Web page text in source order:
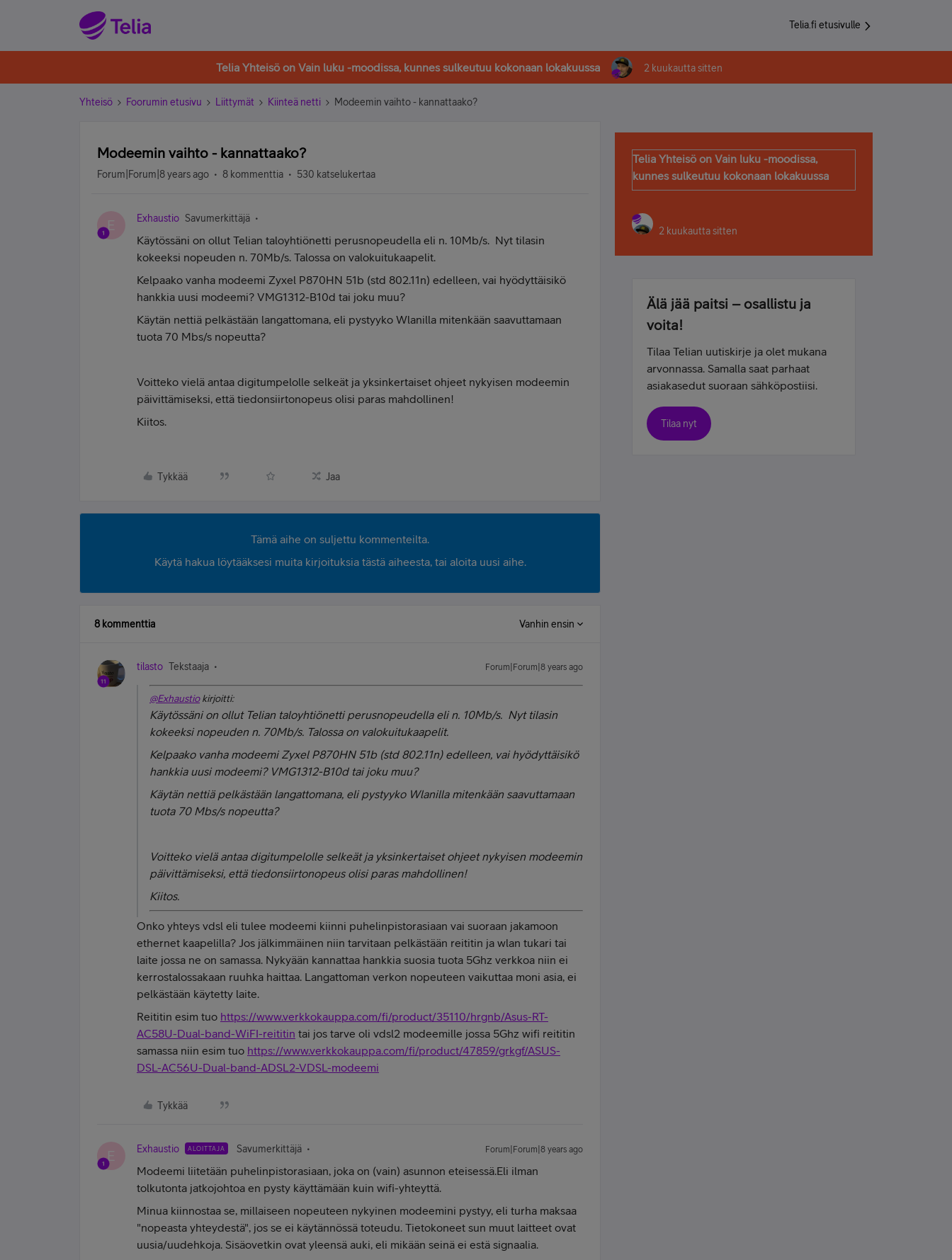
Telia.fi etusivulle
Telia Yhteisö on Vain luku -moodissa, kunnes sulkeutuu kokonaan lokakuussa 2 kuukautta sitten
Yhteisö Foorumin etusivu Liittymät Kiinteä netti Modeemin vaihto - kannattaako?
Modeemin vaihto - kannattaako?
Forum|Forum|8 years ago 8 kommenttia 530 katselukertaa
E Exhaustio Savumerkittäjä
Käytössäni on ollut Telian taloyhtiönetti perusnopeudella eli n. 10Mb/s. Nyt tilasin
kokeeksi nopeuden n. 70Mb/s. Talossa on valokuitukaapelit.
Kelpaako vanha modeemi Zyxel P870HN 51b (std 802.11n) edelleen, vai hyödyttäisikö
hankkia uusi modeemi? VMG1312-B10d tai joku muu?
Käytän nettiä pelkästään langattomana, eli pystyyko Wlanilla mitenkään saavuttamaan
tuota 70 Mbs/s nopeutta?
Voitteko vielä antaa digitumpelolle selkeät ja yksinkertaiset ohjeet nykyisen modeemin
päivittämiseksi, että tiedonsiirtonopeus olisi paras mahdollinen!
Kiitos.
Tykkää Jaa
Tämä aihe on suljettu kommenteilta.
Käytä hakua löytääksesi muita kirjoituksia tästä aiheesta, tai aloita uusi aihe.
8 kommenttia Vanhin ensin
tilasto Tekstaaja Forum|Forum|8 years ago
@Exhaustiokirjoitti:
Käytössäni on ollut Telian taloyhtiönetti perusnopeudella eli n. 10Mb/s. Nyt tilasin
kokeeksi nopeuden n. 70Mb/s. Talossa on valokuitukaapelit.
Kelpaako vanha modeemi Zyxel P870HN 51b (std 802.11n) edelleen, vai hyödyttäisikö
hankkia uusi modeemi? VMG1312-B10d tai joku muu?
Käytän nettiä pelkästään langattomana, eli pystyyko Wlanilla mitenkään saavuttamaan
tuota 70 Mbs/s nopeutta?
Voitteko vielä antaa digitumpelolle selkeät ja yksinkertaiset ohjeet nykyisen modeemin
päivittämiseksi, että tiedonsiirtonopeus olisi paras mahdollinen!
Kiitos.
Onko yhteys vdsl eli tulee modeemi kiinni puhelinpistorasiaan vai suoraan jakamoon
ethernet kaapelilla? Jos jälkimmäinen niin tarvitaan pelkästään reititin ja wlan tukari tai
laite jossa ne on samassa. Nykyään kannattaa hankkia suosia tuota 5Ghz verkkoa niin ei
kerrostalossakaan ruuhka haittaa. Langattoman verkon nopeuteen vaikuttaa moni asia, ei
pelkästään käytetty laite.
Reititin esim tuo https://www.verkkokauppa.com/fi/product/35110/hrgnb/Asus-RT-
AC58U-Dual-band-WiFI-reititin tai jos tarve oli vdsl2 modeemille jossa 5Ghz wifi reititin
samassa niin esim tuo https://www.verkkokauppa.com/fi/product/47859/grkgf/ASUS-
DSL-AC56U-Dual-band-ADSL2-VDSL-modeemi
Tykkää
E Exhaustio ALOITTAJA Savumerkittäjä Forum|Forum|8 years ago
Modeemi liitetään puhelinpistorasiaan, joka on (vain) asunnon eteisessä.Eli ilman
tolkutonta jatkojohtoa en pysty käyttämään kuin wifi-yhteyttä.
Minua kiinnostaa se, millaiseen nopeuteen nykyinen modeemini pystyy, eli turha maksaa
"nopeasta yhteydestä", jos se ei käytännössä toteudu. Tietokoneet sun muut laitteet ovat
uusia/uudehkoja. Sisäovetkin ovat yleensä auki, eli mikään seinä ei estä signaalia.
Telia Yhteisö on Vain luku -moodissa,
kunnes sulkeutuu kokonaan lokakuussa
2 kuukautta sitten
Älä jää paitsi – osallistu ja
voita!
Tilaa Telian uutiskirje ja olet mukana
arvonnassa. Samalla saat parhaat
asiakasedut suoraan sähköpostiisi.
Tilaa nyt